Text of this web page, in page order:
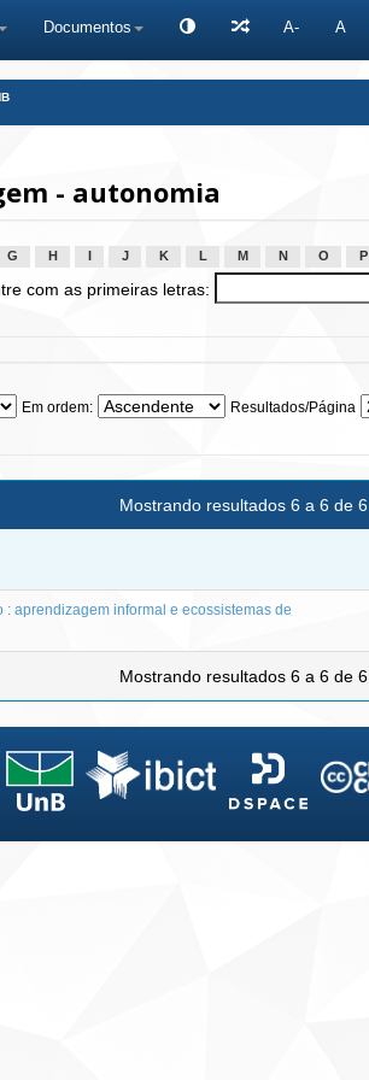
Documentos A- A
- autonomia
G H J K L M N O P
com as primeiras letras:
Em ordem: Resultados/Página
Mostrando resultados 6 a 6 de 6
aprendizagem informal e ecossistemas de
Mostrando resultados 6 a 6 de 6